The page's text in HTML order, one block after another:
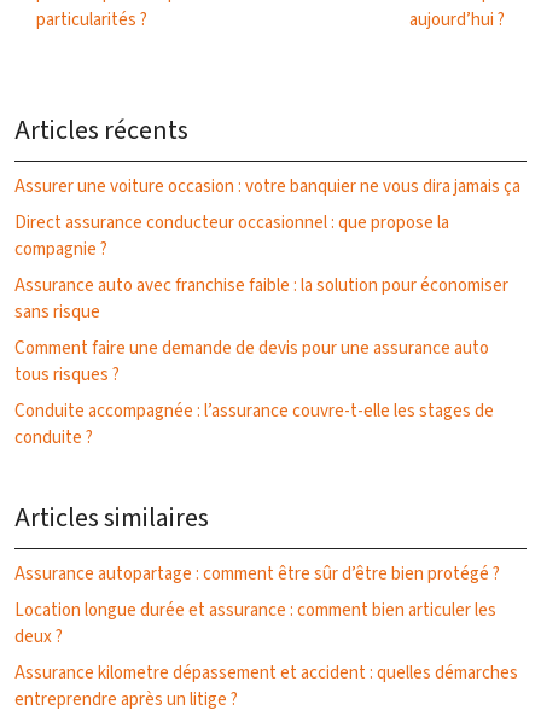
particularités ?
aujourd’hui ?
Articles récents
Assurer une voiture occasion : votre banquier ne vous dira jamais ça
Direct assurance conducteur occasionnel : que propose la
compagnie ?
Assurance auto avec franchise faible : la solution pour économiser
sans risque
Comment faire une demande de devis pour une assurance auto
tous risques ?
Conduite accompagnée : l’assurance couvre-t-elle les stages de
conduite ?
Articles similaires
Assurance autopartage : comment être sûr d’être bien protégé ?
Location longue durée et assurance : comment bien articuler les
deux ?
Assurance kilometre dépassement et accident : quelles démarches
entreprendre après un litige ?